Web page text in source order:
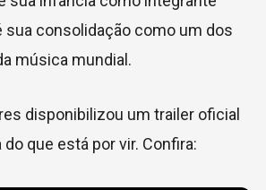
sua consolidação como um dos
música mundial.
disponibilizou um trailer oficial
que está por vir. Confira: